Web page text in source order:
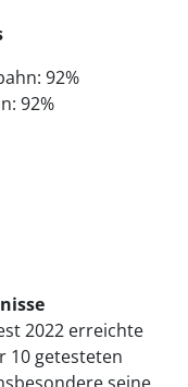
92%
92%
2022 erreichte
10 getesteten
seine